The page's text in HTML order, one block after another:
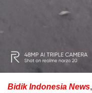
Bidik Indonesia News,